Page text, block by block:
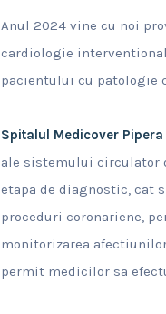
Anul 2024 vine cu noi
cardiologie
pacientului cu patologie
Spitalul Medicover Pipera
ale sistemului circulator
etapa de diagnostic, cat
proceduri coronariene,
monitorizarea
permit medicilor sa